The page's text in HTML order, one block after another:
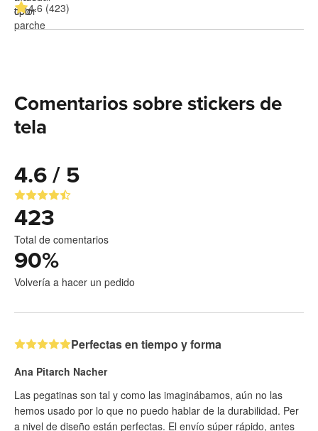
4.6 (423)
Comentarios sobre stickers de
tela
4.6 / 5
423
Total de comentarios
90%
Volvería a hacer un pedido
Perfectas en tiempo y forma
Ana Pitarch Nacher
Las pegatinas son tal y como las imaginábamos, aún no las
hemos usado por lo que no puedo hablar de la durabilidad. Per
a nivel de diseño están perfectas. El envío súper rápido, antes